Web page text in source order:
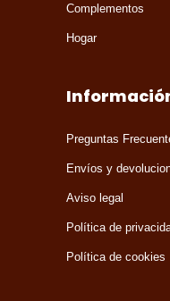
Complementos
Hogar
Preguntas
Envíos y
Aviso legal
Política de
Política de cookies